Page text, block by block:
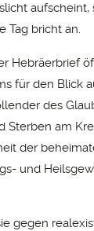
Tag bricht an.
Hebräerbrief
für den Blick
des
Sterben am
der
und
gegen